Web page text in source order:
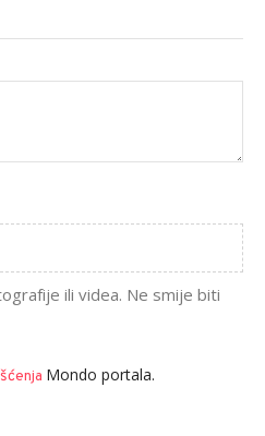
ili videa. Ne smije biti
Mondo portala.